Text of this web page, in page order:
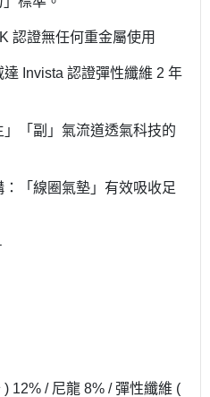
認證無任何重金屬使用
Invista 認證彈性纖維 2 年
「副」氣流道透氣科技的
「線圈氣墊」有效吸收足
12% / 尼龍 8% / 彈性纖維 (